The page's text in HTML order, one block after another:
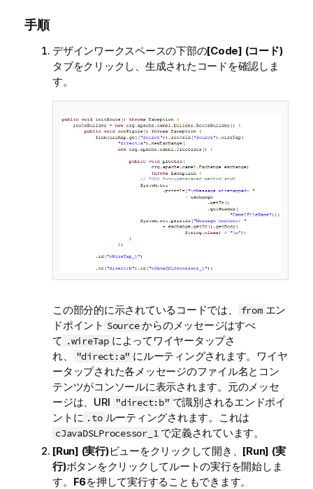
手順
デザインワークスペースの下部の[Code] (コード)
タブをクリックし、生成されたコードを確認しま
す。
この部分的に示されているコードでは、 from エン
ドポイント Source からのメッセージはすべ
て .wireTap によってワイヤータップさ
れ、
"direct:a" にルーティングされます。ワイヤ
ータップされた各メッセージのファイル名とコン
テンツがコンソールに表示されます。元のメッセ
ージは、URI "direct:b" で識別されるエンドポイ
ントに .to ルーティングされます。これは
cJavaDSLProcessor_1 で定義されています。
[Run] (実行)ビューをクリックして開き、 [Run] (実
行)ボタンをクリックしてルートの実行を開始しま
す。 F6を押して実行することもできます。